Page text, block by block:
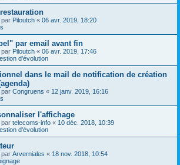
par Piloutch « 06 avr. 2019, 18:20
par email avant fin
par Piloutch « 06 avr. 2019, 17:46
d'évolution
dans le mail de notification de création
par Congruens « 12 janv. 2019, 16:16
l'affichage
par telecoms-info « 10 déc. 2018, 10:39
d'évolution
par Arverniales « 18 nov. 2018, 10:54